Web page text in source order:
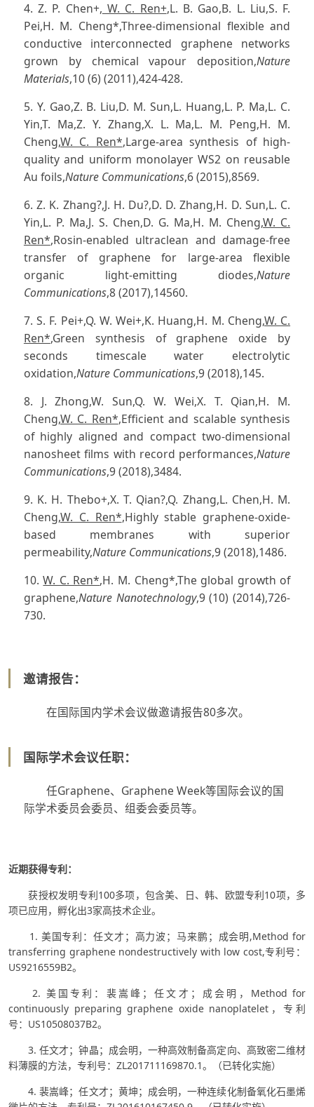
4. Z. P. Chen+, W. C. Ren+,L. B. Gao,B. L. Liu,S. F.
Pei,H. M. Cheng*,Three-dimensional flexible and
conductive interconnected graphene networks
grown by chemical vapour deposition,Nature
Materials,10 (6) (2011),424-428.
5. Y. Gao,Z. B. Liu,D. M. Sun,L. Huang,L. P. Ma,L. C.
Yin,T. Ma,Z. Y. Zhang,X. L. Ma,L. M. Peng,H. M.
Cheng,W. C. Ren*,Large-area synthesis of high-
quality and uniform monolayer WS2 on reusable
Au foils,Nature Communications,6 (2015),8569.
6. Z. K. Zhang?,J. H. Du?,D. D. Zhang,H. D. Sun,L. C.
Yin,L. P. Ma,J. S. Chen,D. G. Ma,H. M. Cheng,W. C.
Ren*,Rosin-enabled ultraclean and damage-free
transfer of graphene for large-area flexible
organic light-emitting diodes,Nature
Communications,8 (2017),14560.
7. S. F. Pei+,Q. W. Wei+,K. Huang,H. M. Cheng,W. C.
Ren*,Green synthesis of graphene oxide by
seconds timescale water electrolytic
oxidation,Nature Communications,9 (2018),145.
8. J. Zhong,W. Sun,Q. W. Wei,X. T. Qian,H. M.
Cheng,W. C. Ren*,Efficient and scalable synthesis
of highly aligned and compact two-dimensional
nanosheet films with record performances,Nature
Communications,9 (2018),3484.
9. K. H. Thebo+,X. T. Qian?,Q. Zhang,L. Chen,H. M.
Cheng,W. C. Ren*,Highly stable graphene-oxide-
based membranes with superior
permeability,Nature Communications,9 (2018),1486.
10.W. C. Ren*,H. M. Cheng*,The global growth of
graphene,Nature Nanotechnology,9 (10) (2014),726-
730.
邀请报告：
在国际国内学术会议做邀请报告80多次。
国际学术会议任职：
任Graphene、Graphene Week等国际会议的国
际学术委员会委员、组委会委员等。
近期获得专利：
获授权发明专利100多项，包含美、日、韩、欧盟专利10项，多
项已应用，孵化出3家高技术企业。
1. 美国专利：任文才；高力波；马来鹏；成会明,Method for
transferring graphene nondestructively with low cost,专利号：
US9216559B2。
2. 美国专利：裴嵩峰；任文才；成会明，Method for
continuously preparing graphene oxide nanoplatelet，专利
号：US10508037B2。
3. 任文才；钟晶；成会明，一种高效制备高定向、高致密二维材
料薄膜的方法，专利号：ZL201711169870.1。（已转化实施）
4. 裴嵩峰；任文才；黄坤；成会明，一种连续化制备氧化石墨烯